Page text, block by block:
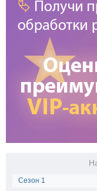
Сезон 1